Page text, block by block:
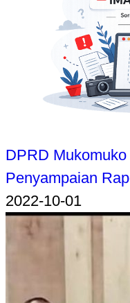
DPRD
Penyampaian
2022-10-01